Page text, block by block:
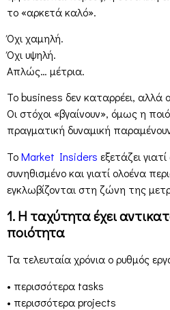
το «αρκετά καλό».
Όχι χαμηλή.
Όχι υψηλή.
Απλώς… μέτρια.
Το business δεν καταρρέει, αλλά
Οι στόχοι «βγαίνουν», όμως η
πραγματική δυναμική
ΤοMarket Insiders εξετάζει
συνηθισμένο και γιατί ολοένα
εγκλωβίζονται στη ζώνη της
1. Η ταχύτητα έχει
ποιότητα
Τα τελευταία χρόνια ο ρυθμός
• περισσότερα tasks
• περισσότερα projects